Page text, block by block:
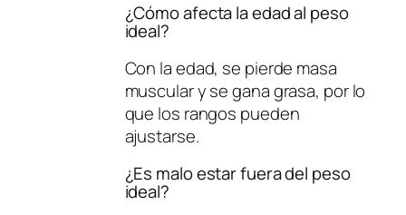
¿Cómo afecta la edad al peso
ideal?
Con la edad, se pierde masa
muscular y se gana grasa, por lo
que los rangos pueden
ajustarse.
¿Es malo estar fuera del peso
ideal?